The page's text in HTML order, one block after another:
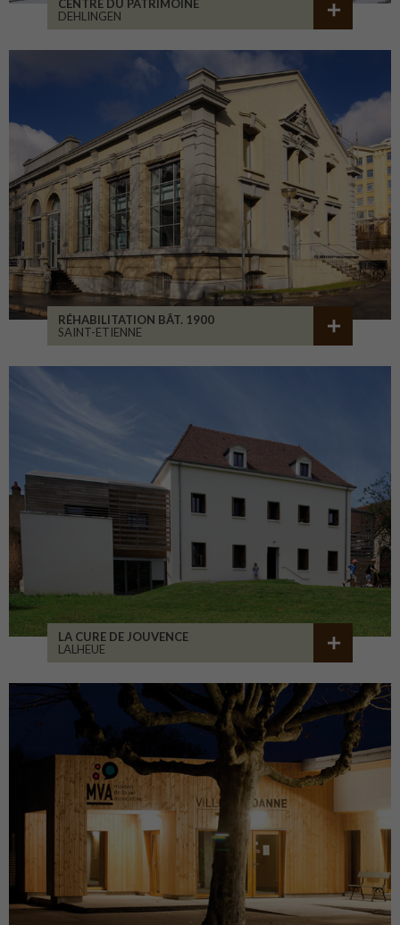
CENTRE DU PATRIMOINE
DEHLINGEN
RÉHABILITATION BÂT. 1900
SAINT-ETIENNE
LA CURE DE JOUVENCE
LALHEUE